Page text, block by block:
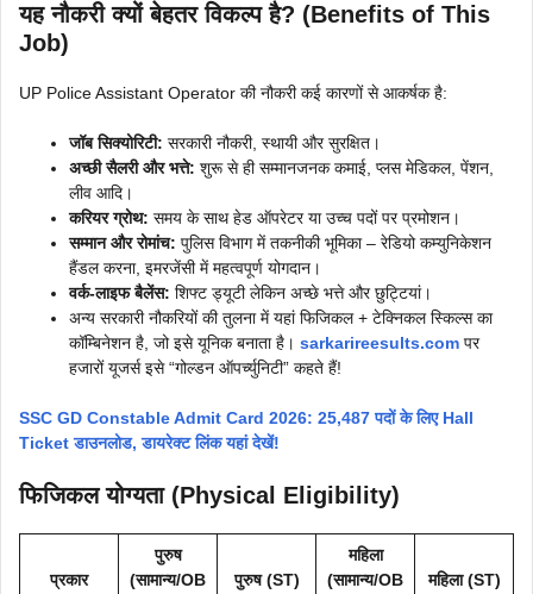
यह नौकरी क्यों बेहतर विकल्प है? (Benefits of This
Job)
UP Police Assistant Operator की नौकरी कई कारणों से आकर्षक है:
जॉब सिक्योरिटी: सरकारी नौकरी, स्थायी और सुरक्षित।
अच्छी सैलरी और भत्ते: शुरू से ही सम्मानजनक कमाई, प्लस मेडिकल, पेंशन,
लीव आदि।
करियर ग्रोथ: समय के साथ हेड ऑपरेटर या उच्च पदों पर प्रमोशन।
सम्मान और रोमांच: पुलिस विभाग में तकनीकी भूमिका – रेडियो कम्युनिकेशन
हैंडल करना, इमरजेंसी में महत्वपूर्ण योगदान।
वर्क-लाइफ बैलेंस: शिफ्ट ड्यूटी लेकिन अच्छे भत्ते और छुट्टियां।
अन्य सरकारी नौकरियों की तुलना में यहां फिजिकल + टेक्निकल स्किल्स का
कॉम्बिनेशन है, जो इसे यूनिक बनाता है। sarkarireesults.com पर
हजारों यूजर्स इसे “गोल्डन ऑपर्च्युनिटी” कहते हैं!
SSC GD Constable Admit Card 2026: 25,487 पदों के लिए Hall
Ticket डाउनलोड, डायरेक्ट लिंक यहां देखें!
फिजिकल योग्यता (Physical Eligibility)
प्रकार
पुरुष
(सामान्य/OB
पुरुष (ST)
महिला
(सामान्य/OB
महिला (ST)